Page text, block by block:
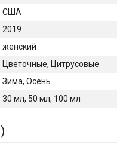
США
2019
женский
Цветочные, Цитрусовые
Зима, Осень
30 мл, 50 мл, 100 мл
)